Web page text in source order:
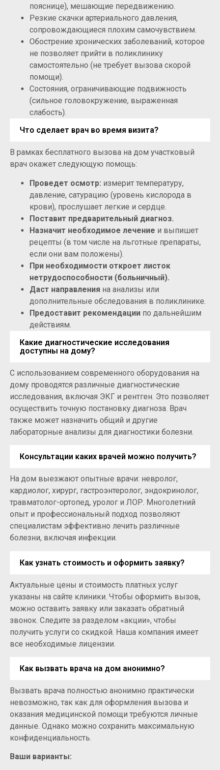
пояснице), мешающие передвижению.
Резкие скачки артериального давления,
сопровождающиеся плохим самочувствием.
Обострение хронических заболеваний, которое
не позволяет прийти в поликлинику
самостоятельно (не требует вызова скорой
помощи).
Состояния, ограничивающие подвижность
(сильное головокружение, выраженная
слабость).
Что сделает врач во время визита?
В рамках бесплатного вызова на дом участковый
врач окажет следующую помощь:
Проведет осмотр: измерит температуру,
давление, сатурацию (уровень кислорода в
крови), прослушает легкие и сердце.
Поставит предварительный диагноз.
Назначит необходимое лечение и выпишет
рецепты (в том числе на льготные препараты,
если они вам положены).
При необходимости откроет листок
нетрудоспособности (больничный).
Даст направления на анализы или
дополнительные обследования в поликлинике.
Предоставит рекомендации по дальнейшим
действиям.
Какие диагностические исследования
доступны на дому?
С использованием современного оборудования на
дому проводятся различные диагностические
исследования, включая ЭКГ и рентген. Это позволяет
осуществить точную постановку диагноза. Врач
также может назначить общий и другие
лабораторные анализы для диагностики болезни.
Консультации каких врачей можно получить?
На дом выезжают опытные врачи: невролог,
кардиолог, хирург, гастроэнтеролог, эндокринолог,
травматолог-ортопед, уролог и ЛОР. Многолетний
опыт и профессиональный подход позволяют
специалистам эффективно лечить различные
болезни, включая инфекции.
Как узнать стоимость и оформить заявку?
Актуальные цены и стоимость платных услуг
указаны на сайте клиники. Чтобы оформить вызов,
можно оставить заявку или заказать обратный
звонок. Следите за разделом «акции», чтобы
получить услуги со скидкой. Наша компания имеет
все необходимые лицензии.
Как вызвать врача на дом анонимно?
Вызвать врача полностью анонимно практически
невозможно, так как для оформления вызова и
оказания медицинской помощи требуются личные
данные. Однако можно сохранить максимальную
конфиденциальность.
Ваши варианты: